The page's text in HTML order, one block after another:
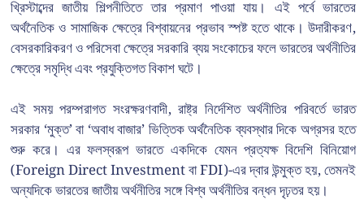
খ্রিস্টাব্দের জাতীয় শিল্পনীতিতে তার প্রমাণ পাওয়া যায়। এই পর্বে ভারতের
অর্থনৈতিক ও সামাজিক ক্ষেত্রে বিশ্বায়নের প্রভাব স্পষ্ট হতে থাকে। উদারীকরণ,
বেসরকারিকরণ ও পরিসেবা ক্ষেত্রে সরকারি ব্যয় সংকোচের ফলে ভারতের অর্থনীতির
ক্ষেত্রে সমৃদ্ধি এবং প্রযুক্তিগত বিকাশ ঘটে।
এই সময় পরম্পরাগত সংরক্ষরণবাদী, রাষ্ট্র নির্দেশিত অর্থনীতির পরিবর্তে ভারত
সরকার ‘মুক্ত’ বা ‘অবাধ বাজার’ ভিত্তিক অর্থনৈতিক ব্যবস্থার দিকে অগ্রসর হতে
শুরু করে। এর ফলস্বরূপ ভারতে একদিকে যেমন প্রত্যক্ষ বিদেশি বিনিয়োগ
(Foreign Direct Investment বা FDI)-এর দ্বার উন্মুক্ত হয়, তেমনই
অন্যদিকে ভারতের জাতীয় অর্থনীতির সঙ্গে বিশ্ব অর্থনীতির বন্ধন দৃঢ়তর হয়।